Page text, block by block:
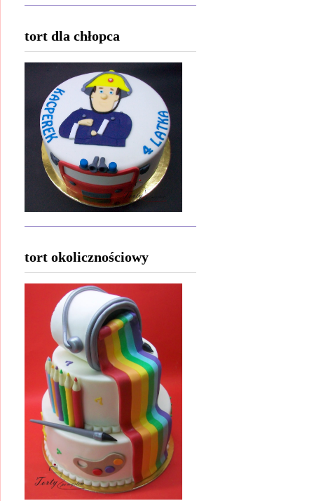
tort dla chłopca
tort okolicznościowy